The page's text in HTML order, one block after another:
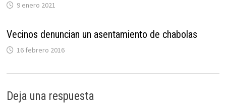
9 enero 2021
Vecinos denuncian un asentamiento de chabolas
16 febrero 2016
Deja una respuesta